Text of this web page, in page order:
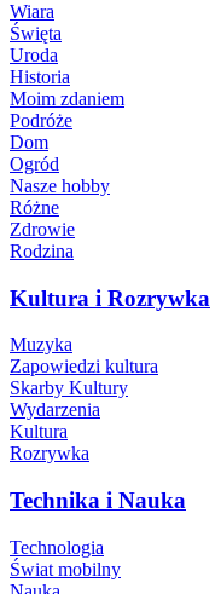
Wiara
Święta
Uroda
Historia
Moim zdaniem
Podróże
Dom
Ogród
Nasze hobby
Różne
Zdrowie
Rodzina
Kultura i Rozrywka
Muzyka
Zapowiedzi kultura
Skarby Kultury
Wydarzenia
Kultura
Rozrywka
Technika i Nauka
Technologia
Świat mobilny